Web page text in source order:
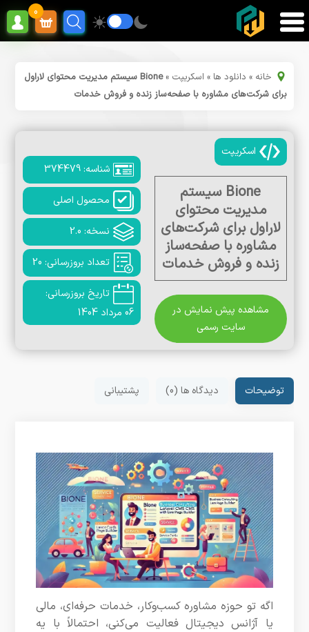
0
خانه » دانلود ها » اسکریپت »
Bione سیستم مدیریت محتوای لاراول
برای شرکت‌های مشاوره با صفحه‌ساز زنده و فروش خدمات
اسکریپت
Bione سیستم
مدیریت محتوای
لاراول برای شرکت‌های
مشاوره با صفحه‌ساز
زنده و فروش خدمات
مشاهده پیش نمایش در
سایت رسمی
شناسه: 374479
محصول اصلی
نسخه: 2.0
تعداد بروزرسانی: 20
تاریخ بروزرسانی:
06 مرداد 1404
توضیحات دیدگاه ها (0) پشتیبانی
اگه تو حوزه مشاوره کسب‌وکار، خدمات حرفه‌ای، مالی
یا آژانس دیجیتال فعالیت می‌کنی، احتمالاً با یه